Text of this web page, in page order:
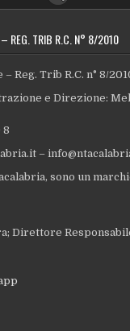
REG. TRIB R.C. N° 8/2010
Reg. Trib R.C. n° 8/
e Direzione:
8
–
sono un
Direttore